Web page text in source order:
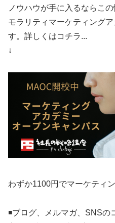
ノウハウが手に入るならこ
モラリティマーケティング
す。詳しくはコチラ...
↓
わずか1100円でマーケティ
◾️ブログ、メルマガ、SNS